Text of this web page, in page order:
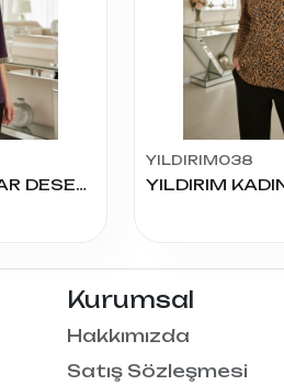
KADIN DÜZ LEOPAR DESEN 4.5.6 KAPRİ KOL BLUZ
YILDIRIM038
Kurumsal
Hakkımızda
Satış Sözleşmesi